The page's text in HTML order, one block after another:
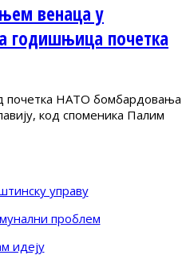
венаца у
годишњица почетка
НАТО бомбардовања
код споменика Палим
управу
проблем
идеју